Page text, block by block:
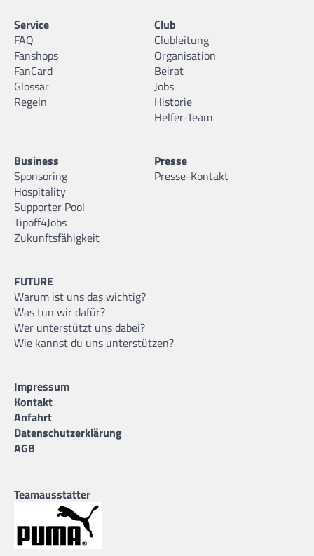
Service
FAQ
Fanshops
FanCard
Glossar
Regeln
Club
Clubleitung
Organisation
Beirat
Jobs
Historie
Helfer-Team
Business
Sponsoring
Hospitality
Supporter Pool
Tipoff4Jobs
Zukunftsfähigkeit
Presse
Presse-Kontakt
FUTURE
Warum ist uns das wichtig?
Was tun wir dafür?
Wer unterstützt uns dabei?
Wie kannst du uns unterstützen?
Impressum
Kontakt
Anfahrt
Datenschutzerklärung
AGB
Teamausstatter